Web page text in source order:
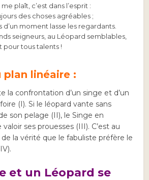
plaît, c’est dans l’esprit :
des choses agréables ;
d’un moment lasse les regardants.
seigneurs, au Léopard semblables,
pour tous talents !
plan linéaire :
la confrontation d’un singe et d’un
(I). Si le léopard vante sans
son pelage (II), le Singe en
ses prouesses (III). C’est au
la vérité que le fabuliste préfère le
et un Léopard se